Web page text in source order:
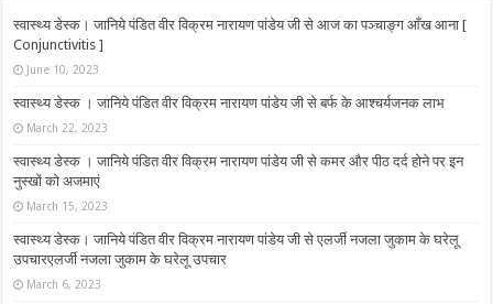
स्वास्थ्य डेस्क। जानिये पंडित वीर विक्रम नारायण पांडेय जी से आज का पञ्चाङ्ग आँख आना [
Conjunctivitis ]
June 10, 2023
स्वास्थ्य डेस्क । जानिये पंडित वीर विक्रम नारायण पांडेय जी से बर्फ के आश्चर्यजनक लाभ
March 22, 2023
स्वास्थ्य डेस्क । जानिये पंडित वीर विक्रम नारायण पांडेय जी से कमर और पीठ दर्द होने पर इन
नुस्‍खों को अजमाएं
March 15, 2023
स्वास्थ्य डेस्क। जानिये पंडित वीर विक्रम नारायण पांडेय जी से एलर्जी नजला जुकाम के घरेलू
उपचारएलर्जी नजला जुकाम के घरेलू उपचार
March 6, 2023